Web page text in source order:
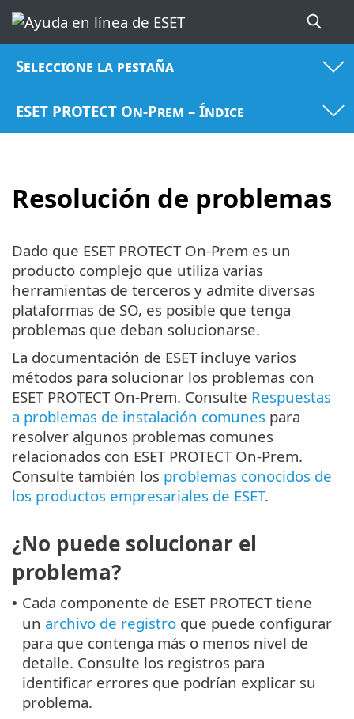
Seleccione la pestaña
ESET PROTECT On-Prem – Índice
Resolución de problemas
Dado que ESET PROTECT On-Prem es un
producto complejo que utiliza varias
herramientas de terceros y admite diversas
plataformas de SO, es posible que tenga
problemas que deban solucionarse.
La documentación de ESET incluye varios
métodos para solucionar los problemas con
ESET PROTECT On-Prem. Consulte Respuestas
a problemas de instalación comunes para
resolver algunos problemas comunes
relacionados con ESET PROTECT On-Prem.
Consulte también los problemas conocidos de
los productos empresariales de ESET.
¿No puede solucionar el
problema?
• Cada componente de ESET PROTECT tiene
un archivo de registro que puede configurar
para que contenga más o menos nivel de
detalle. Consulte los registros para
identificar errores que podrían explicar su
problema.